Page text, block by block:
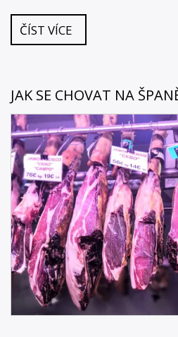
ČÍST VÍCE
JAK SE CHOVAT NA